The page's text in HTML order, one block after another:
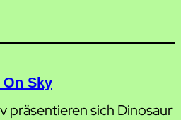
Sky
präsentieren sich Dinosaur